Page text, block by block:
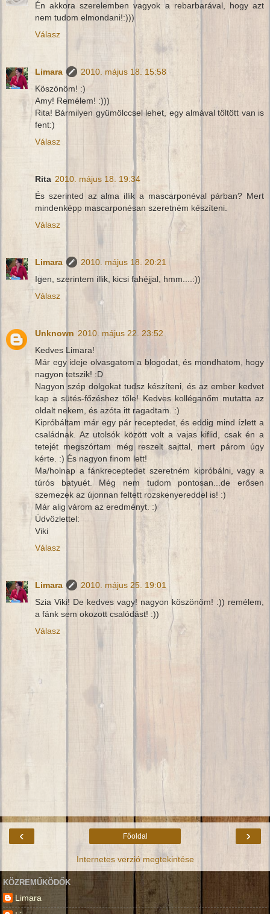
Én akkora szerelemben vagyok a rebarbarával, hogy azt
nem tudom elmondani!:)))
Válasz
Limara
2010. május 18. 15:58
Köszönöm! :)
Amy! Remélem! :)))
Rita! Bármilyen gyümölccsel lehet, egy almával töltött van is
fent:)
Válasz
Rita 2010. május 18. 19:34
És szerinted az alma illik a mascarponéval párban? Mert
mindenképp mascarponésan szeretném készíteni.
Válasz
Limara
2010. május 18. 20:21
Igen, szerintem illik, kicsi fahéjjal, hmm....:))
Válasz
Unknown 2010. május 22. 23:52
Kedves Limara!
Már egy ideje olvasgatom a blogodat, és mondhatom, hogy
nagyon tetszik! :D
Nagyon szép dolgokat tudsz készíteni, és az ember kedvet
kap a sütés-főzéshez tőle! Kedves kolléganőm mutatta az
oldalt nekem, és azóta itt ragadtam. :)
Kipróbáltam már egy pár receptedet, és eddig mind ízlett a
családnak. Az utolsók között volt a vajas kiflid, csak én a
tetejét megszórtam még reszelt sajttal, mert párom úgy
kérte. :) És nagyon finom lett!
Ma/holnap a fánkreceptedet szeretném kipróbálni, vagy a
túrós batyuét. Még nem tudom pontosan...de erősen
szemezek az újonnan feltett rozskenyereddel is! :)
Már alig várom az eredményt. :)
Üdvözlettel:
Viki
Válasz
Limara
2010. május 25. 19:01
Szia Viki! De kedves vagy! nagyon köszönöm! :)) remélem,
a fánk sem okozott csalódást! :))
Válasz
‹ ›
Főoldal
Internetes verzió megtekintése
KÖZREMŰKÖDŐK
Limara